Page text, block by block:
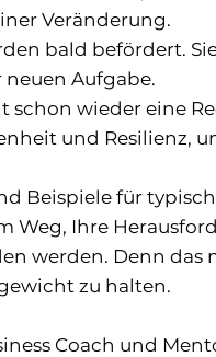
Veränderung.
bald befördert.
neuen Aufgabe.
schon wieder eine
und Resilienz,
Beispiele für
Weg, Ihre
werden. Denn das
zu halten.
Coach und